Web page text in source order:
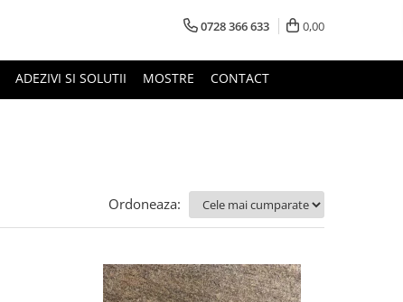
0728 366 633 0,00
ADEZIVI SI SOLUTII MOSTRE CONTACT
Ordoneaza: